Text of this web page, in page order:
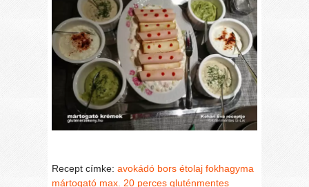
Recept címke:avokádó bors étolaj fokhagyma
mártogató max. 20 perces gluténmentes